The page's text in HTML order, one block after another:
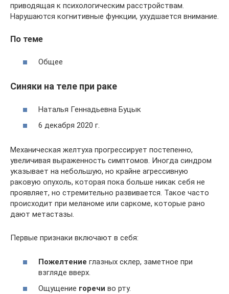
приводящая к психологическим расстройствам.
Нарушаются когнитивные функции, ухудшается внимание.
По теме
Общее
Синяки на теле при раке
Наталья Геннадьевна Буцык
6 декабря 2020 г.
Механическая желтуха прогрессирует постепенно,
увеличивая выраженность симптомов. Иногда синдром
указывает на небольшую, но крайне агрессивную
раковую опухоль, которая пока больше никак себя не
проявляет, но стремительно развивается. Такое часто
происходит при меланоме или саркоме, которые рано
дают метастазы.
Первые признаки включают в себя:
Пожелтение глазных склер, заметное при
взгляде вверх.
Ощущение горечи во рту.